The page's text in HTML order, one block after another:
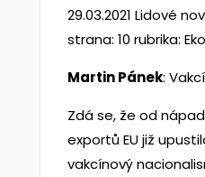
29.03.2021 Lidové
strana: 10 rubrika:
Martin Pánek:
Zdá se, že od
exportů EU již
vakcínový